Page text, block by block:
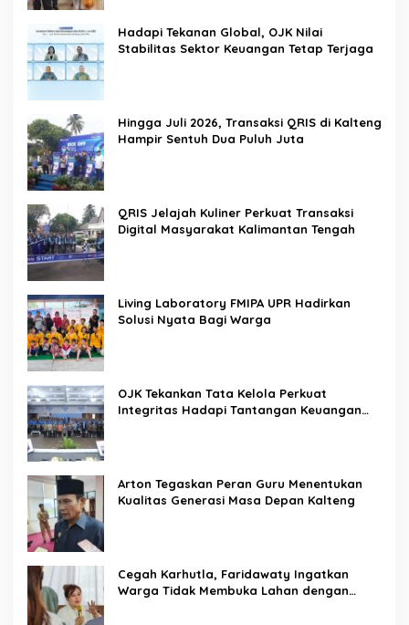
Hadapi Tekanan Global, OJK Nilai
Stabilitas Sektor Keuangan Tetap Terjaga
Hingga Juli 2026, Transaksi QRIS di Kalteng
Hampir Sentuh Dua Puluh Juta
QRIS Jelajah Kuliner Perkuat Transaksi
Digital Masyarakat Kalimantan Tengah
Living Laboratory FMIPA UPR Hadirkan
Solusi Nyata Bagi Warga
OJK Tekankan Tata Kelola Perkuat
Integritas Hadapi Tantangan Keuangan
Arton Tegaskan Peran Guru Menentukan
Kualitas Generasi Masa Depan Kalteng
Cegah Karhutla, Faridawaty Ingatkan
Warga Tidak Membuka Lahan dengan